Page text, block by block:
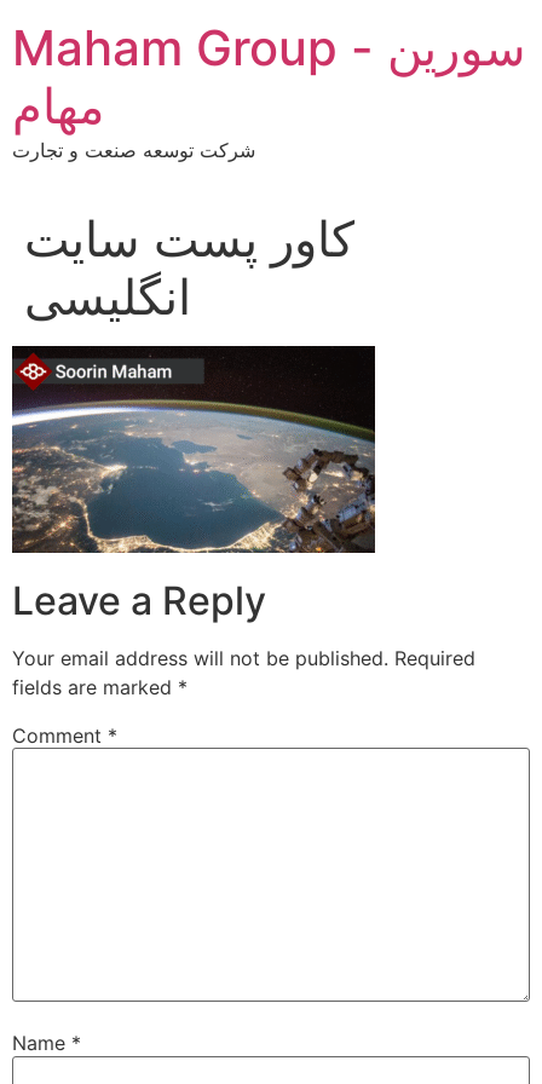
content
Maham Group - سورین
مهام
شرکت توسعه صنعت و تجارت
کاور پست سایت
انگلیسی
Leave a Reply
Your email address will not be published. Required
fields are marked *
Comment *
Name *